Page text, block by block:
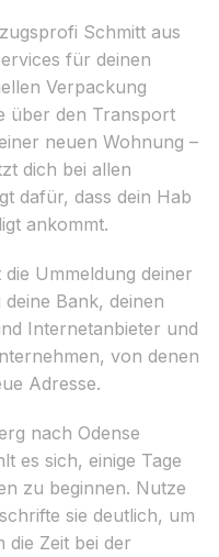
Schmitt aus
für deinen
Verpackung
über den Transport
neuen Wohnung –
dich bei allen
dafür, dass dein Hab
ankommt.
Ummeldung deiner
Bank, deinen
Internetanbieter und
von denen
Adresse.
nach Odense
es sich, einige Tage
zu beginnen. Nutze
sie deutlich, um
Zeit bei der